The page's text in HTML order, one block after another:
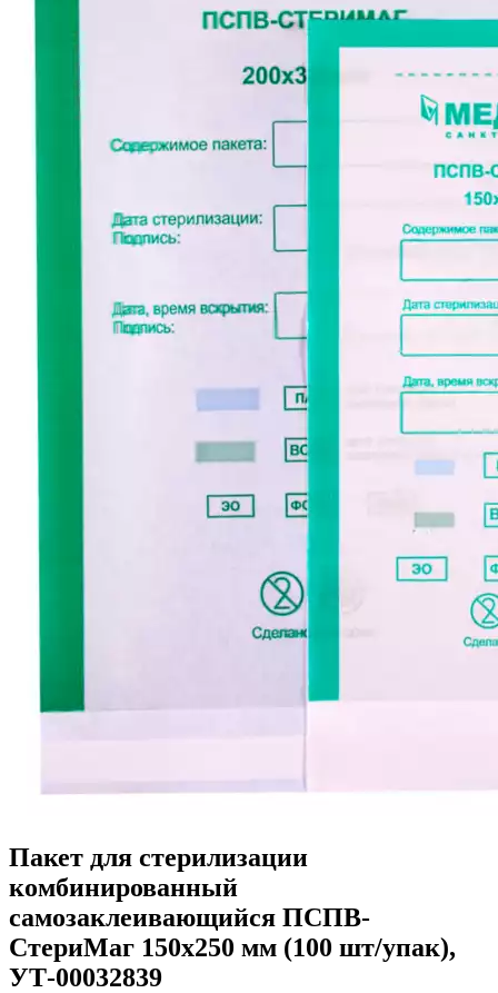
Пакет для стерилизации
комбинированный
самозаклеивающийся ПСПВ-
СтериМаг 150х250 мм (100 шт/упак),
УТ-00032839